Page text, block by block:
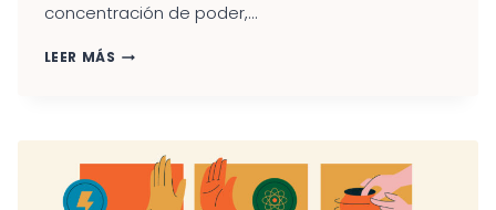
concentración de poder,...
LEER MÁS SAÍN
ES
MEDIO,